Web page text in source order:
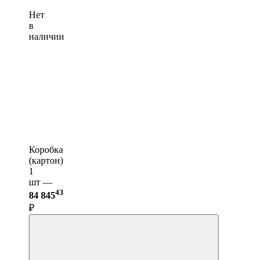
Нет
в
наличии
Коробка
(картон)
1
шт —
84 84543
₽